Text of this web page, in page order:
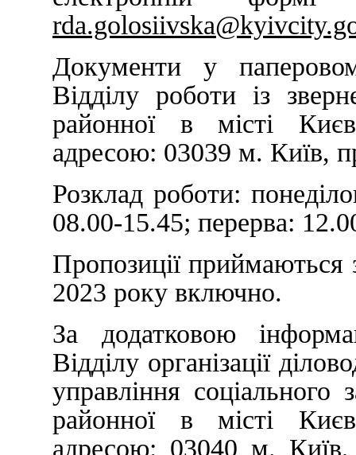
Документи у
Відділу роботи із
районної в місті
адресою: 03039 м. Київ,
Розклад роботи:
08.00-15.45; перерва:
Пропозиції приймаються
2023 року включно.
За додатковою
Відділу організації
управління соціального
районної в місті
адресою: 03040 м. Київ,